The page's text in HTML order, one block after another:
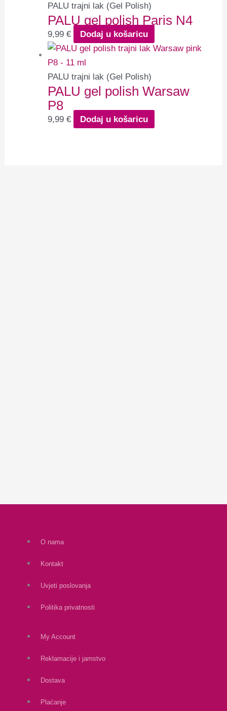
PALU trajni lak (Gel Polish)
PALU gel polish Paris N4
9,99€ Dodaj u košaricu
PALU trajni lak (Gel Polish)
PALU gel polish Warsaw
P8
9,99€ Dodaj u košaricu
O nama
Kontakt
Uvjeti poslovanja
Politika privatnosti
My Account
Reklamacije i jamstvo
Dostava
Plaćanje